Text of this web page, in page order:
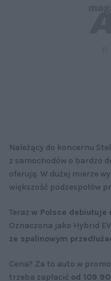
Należący do koncernu
z samochodów o bardzo
oferują. W dużej mierze
większość podzespołów
Teraz w Polsce debiutuje
Oznaczona jako Hybrid
ze spalinowym
Cena? Za to auto w
trzeba zapłacić od 109